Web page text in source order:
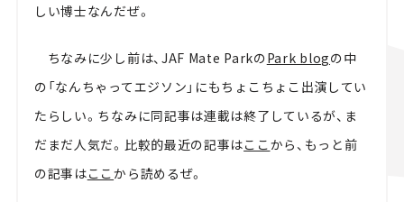
しい博士なんだぜ。
ちなみに少し前は、JAF Mate ParkのPark blogの中
の「なんちゃってエジソン」にもちょこちょこ出演してい
たらしい。ちなみに同記事は連載は終了しているが、ま
だまだ人気だ。比較的最近の記事はここから、もっと前
の記事はここから読めるぜ。